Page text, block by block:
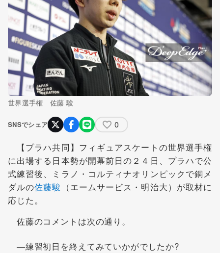
世界選手権 佐藤 駿
SNSでシェア 0
【プラハ共同】フィギュアスケートの世界選手権
に出場する日本勢が開幕前日の２４日、プラハで公
式練習後、ミラノ・コルティナオリンピックで銅メ
ダルの佐藤駿 （エームサービス・明治大）が取材に
応じた。
佐藤のコメントは次の通り。
―練習初日を終えてみていかがでしたか?